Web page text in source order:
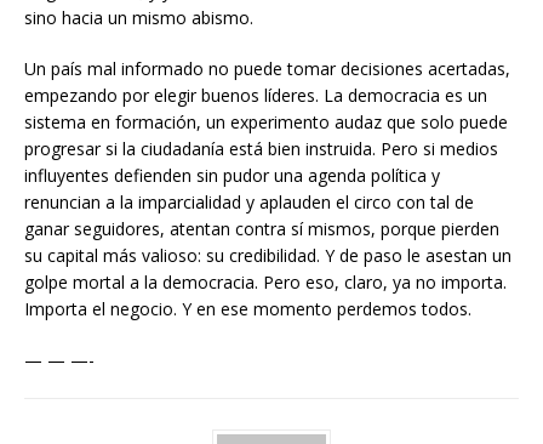
sino hacia un mismo abismo.
Un país mal informado no puede tomar decisiones acertadas,
empezando por elegir buenos líderes. La democracia es un
sistema en formación, un experimento audaz que solo puede
progresar si la ciudadanía está bien instruida. Pero si medios
influyentes defienden sin pudor una agenda política y
renuncian a la imparcialidad y aplauden el circo con tal de
ganar seguidores, atentan contra sí mismos, porque pierden
su capital más valioso: su credibilidad. Y de paso le asestan un
golpe mortal a la democracia. Pero eso, claro, ya no importa.
Importa el negocio. Y en ese momento perdemos todos.
— — —-